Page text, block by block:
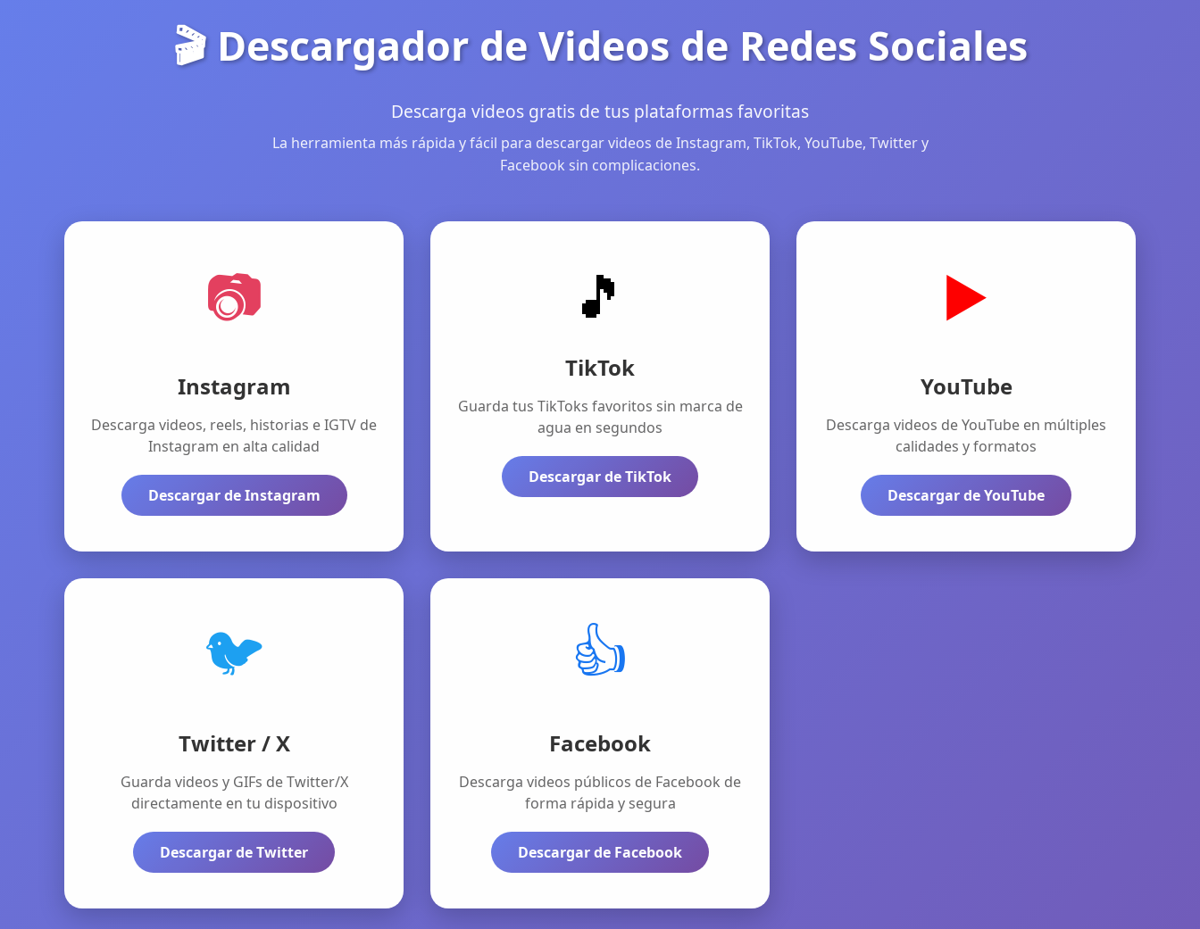
🎬 Descargador de Videos de Redes Sociales
Descarga videos gratis de tus plataformas favoritas
La herramienta más rápida y fácil para descargar videos de Instagram, TikTok, YouTube, Twitter y
Facebook sin complicaciones.
📷
Instagram
Descarga videos, reels, historias e IGTV de
Instagram en alta calidad
Descargar de Instagram
🎵
TikTok
Guarda tus TikToks favoritos sin marca de
agua en segundos
Descargar de TikTok
▶️
YouTube
Descarga videos de YouTube en múltiples
calidades y formatos
Descargar de YouTube
🐦
Twitter / X
Guarda videos y GIFs de Twitter/X
directamente en tu dispositivo
Descargar de Twitter
👍
Facebook
Descarga videos públicos de Facebook de
forma rápida y segura
Descargar de Facebook